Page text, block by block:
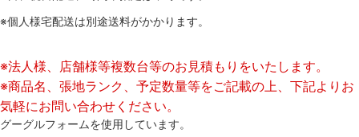
※個人様宅配送は別途送料がかかります。
※法人様、店舗様等複数台等のお見積もりをいたします。
※商品名、張地ランク、予定数量等をご記載の上、下記よりお
気軽にお問い合わせください。
グーグルフォームを使用しています。